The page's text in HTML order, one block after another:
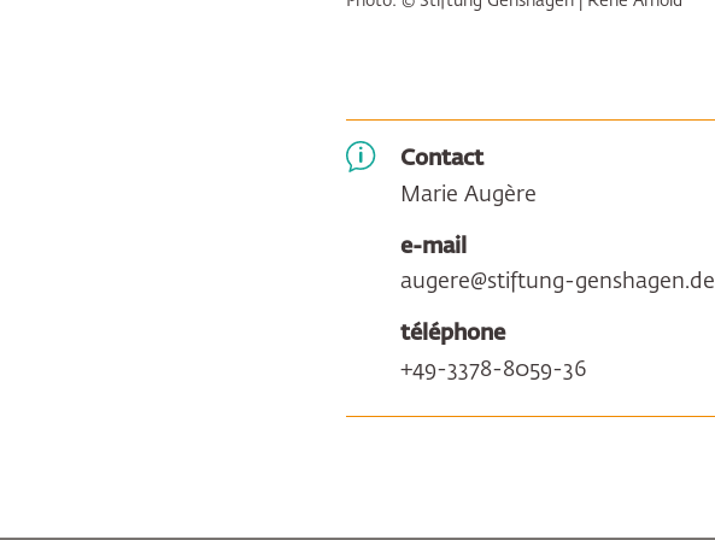
Contact
Marie Augère
e-mail
augere@stiftung-genshagen.de
téléphone
+49-3378-8059-36